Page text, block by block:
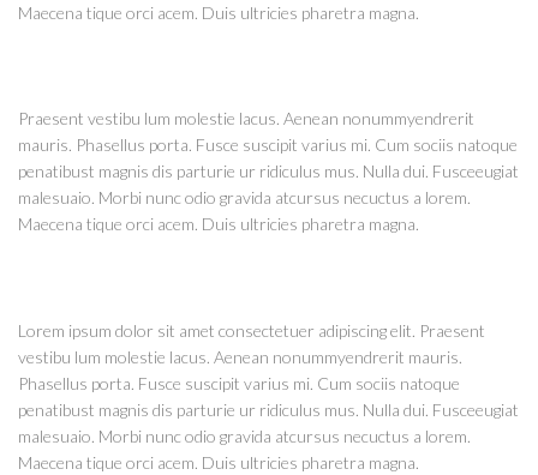
Maecena tique orci acem. Duis ultricies pharetra magna.
Praesent vestibu lum molestie lacus. Aenean nonummyendrerit
mauris. Phasellus porta. Fusce suscipit varius mi. Cum sociis natoque
penatibust magnis dis parturie ur ridiculus mus. Nulla dui. Fusceeugiat
malesuaio. Morbi nunc odio gravida atcursus necuctus a lorem.
Maecena tique orci acem. Duis ultricies pharetra magna.
Lorem ipsum dolor sit amet consectetuer adipiscing elit. Praesent
vestibu lum molestie lacus. Aenean nonummyendrerit mauris.
Phasellus porta. Fusce suscipit varius mi. Cum sociis natoque
penatibust magnis dis parturie ur ridiculus mus. Nulla dui. Fusceeugiat
malesuaio. Morbi nunc odio gravida atcursus necuctus a lorem.
Maecena tique orci acem. Duis ultricies pharetra magna.